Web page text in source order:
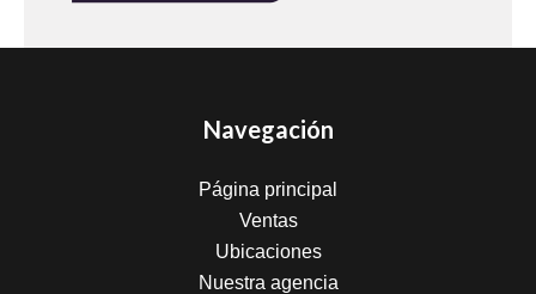
Navegación
Página principal
Ventas
Ubicaciones
Nuestra agencia